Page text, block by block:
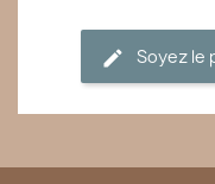
Soyez le